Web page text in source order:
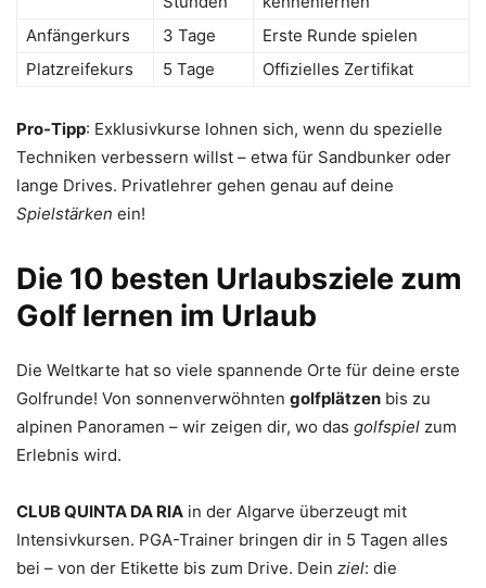
Anfängerkurs
3 Tage
Erste Runde spielen
Platzreifekurs
5 Tage Offizielles Zertifikat
Pro-Tipp: Exklusivkurse lohnen sich, wenn du spezielle
Techniken verbessern willst – etwa für Sandbunker oder
lange Drives. Privatlehrer gehen genau auf deine
Spielstärken ein!
Die 10 besten Urlaubsziele zum
Golf lernen im Urlaub
Die Weltkarte hat so viele spannende Orte für deine erste
Golfrunde! Von sonnenverwöhnten golfplätzen bis zu
alpinen Panoramen – wir zeigen dir, wo das golfspiel zum
Erlebnis wird.
CLUB QUINTA DA RIA in der Algarve überzeugt mit
Intensivkursen. PGA-Trainer bringen dir in 5 Tagen alles
bei – von der Etikette bis zum Drive. Dein ziel: die